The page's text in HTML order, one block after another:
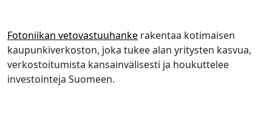
Fotoniikan vetovastuuhanke rakentaa kotimaisen
kaupunkiverkoston, joka tukee alan yritysten kasvua,
verkostoitumista kansainvälisesti ja houkuttelee
investointeja Suomeen.